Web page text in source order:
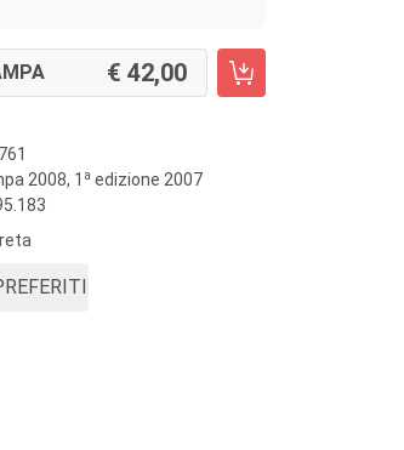
42,00
2008, 1 a edizione 2007